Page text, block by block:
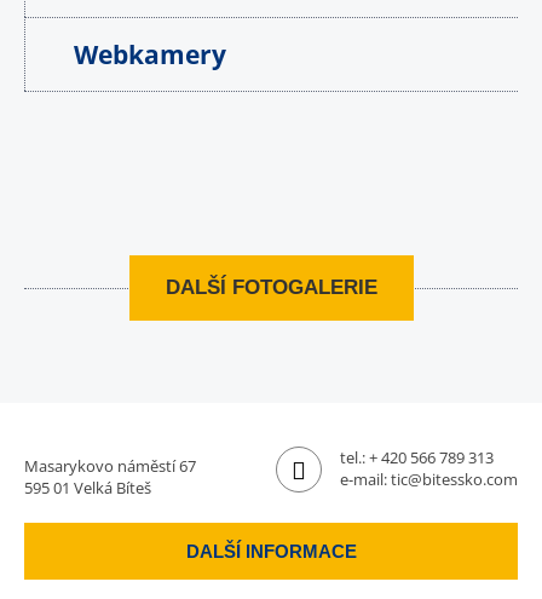
Webkamery
DALŠÍ FOTOGALERIE
Masarykovo náměstí 67
595 01 Velká Bíteš
tel.:+ 420 566 789 313
e-mail:tic@bitessko.com
DALŠÍ INFORMACE